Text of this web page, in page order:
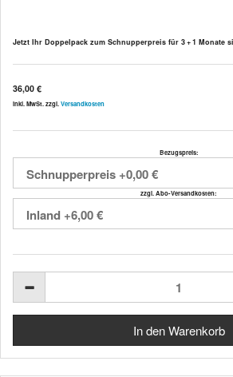
Jetzt Ihr Doppelpack zum Schnupperpreis für 3 + 1 Monate
36,00 €
inkl. MwSt. zzgl. Versandkosten
Bezugspreis:
zzgl. Abo-Versandkosten: